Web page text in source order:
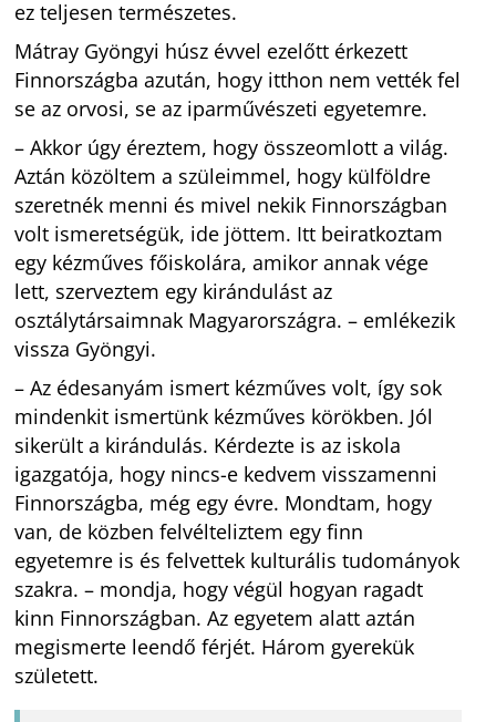
ez teljesen természetes.
Mátray Gyöngyi húsz évvel ezelőtt érkezett
Finnországba azután, hogy itthon nem vették fel
se az orvosi, se az iparművészeti egyetemre.
– Akkor úgy éreztem, hogy összeomlott a világ.
Aztán közöltem a szüleimmel, hogy külföldre
szeretnék menni és mivel nekik Finnországban
volt ismeretségük, ide jöttem. Itt beiratkoztam
egy kézműves főiskolára, amikor annak vége
lett, szerveztem egy kirándulást az
osztálytársaimnak Magyarországra. – emlékezik
vissza Gyöngyi.
– Az édesanyám ismert kézműves volt, így sok
mindenkit ismertünk kézműves körökben. Jól
sikerült a kirándulás. Kérdezte is az iskola
igazgatója, hogy nincs-e kedvem visszamenni
Finnországba, még egy évre. Mondtam, hogy
van, de közben felvélteliztem egy finn
egyetemre is és felvettek kulturális tudományok
szakra. – mondja, hogy végül hogyan ragadt
kinn Finnországban. Az egyetem alatt aztán
megismerte leendő férjét. Három gyerekük
született.